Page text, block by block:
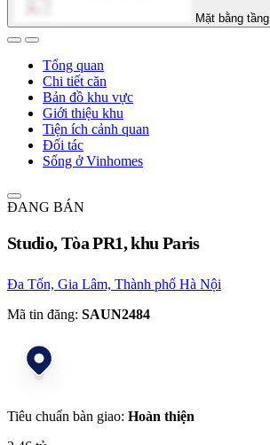
Mặt bằng tầng
Tổng quan
Chi tiết căn
Bản đồ khu vực
Giới thiệu khu
Tiện ích cảnh quan
Đối tác
Sống ở Vinhomes
ĐANG BÁN
Studio, Tòa PR1, khu Paris
Đa Tốn, Gia Lâm, Thành phố Hà Nội
Mã tin đăng: SAUN2484
Tiêu chuẩn bàn giao: Hoàn thiện